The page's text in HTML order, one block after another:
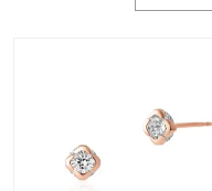
#メンズ
お気に入り登録数